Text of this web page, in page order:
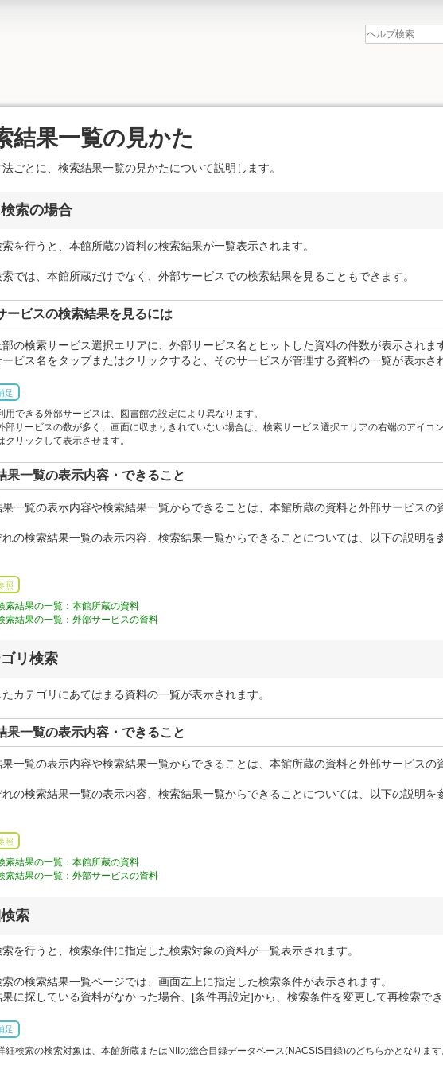
結果一覧の見かた
ごとに、検索結果一覧の見かたについて説明します。
索の場合
を行うと、本館所蔵の資料の検索結果が一覧表示されます。
では、本館所蔵だけでなく、外部サービスでの検索結果を見ることもできます。
ービスの検索結果を見るには
の検索サービス選択エリアに、外部サービス名とヒットした資料の件数が表示されま
ビス名をタップまたはクリックすると、そのサービスが管理する資料の一覧が表示さ
足
用できる外部サービスは、図書館の設定により異なります。
部サービスの数が多く、画面に収まりきれていない場合は、検索サービス選択エリアの右端のアイコ
クリックして表示させます。
果一覧の表示内容・できること
一覧の表示内容や検索結果一覧からできることは、本館所蔵の資料と外部サービスの
れの検索結果一覧の表示内容、検索結果一覧からできることについては、以下の説明を
照
索結果の一覧：本館所蔵の資料
索結果の一覧：外部サービスの資料
リ検索
カテゴリにあてはまる資料の一覧が表示されます。
果一覧の表示内容・できること
一覧の表示内容や検索結果一覧からできることは、本館所蔵の資料と外部サービスの
れの検索結果一覧の表示内容、検索結果一覧からできることについては、以下の説明を
照
索結果の一覧：本館所蔵の資料
索結果の一覧：外部サービスの資料
索
を行うと、検索条件に指定した検索対象の資料が一覧表示されます。
の検索結果一覧ページでは、画面左上に指定した検索条件が表示されます。
に探している資料がなかった場合、[条件再設定]から、検索条件を変更して再検索でき
足
細検索の検索対象は、本館所蔵またはNIIの総合目録データベース(NACSIS目録)のどちらかとなります